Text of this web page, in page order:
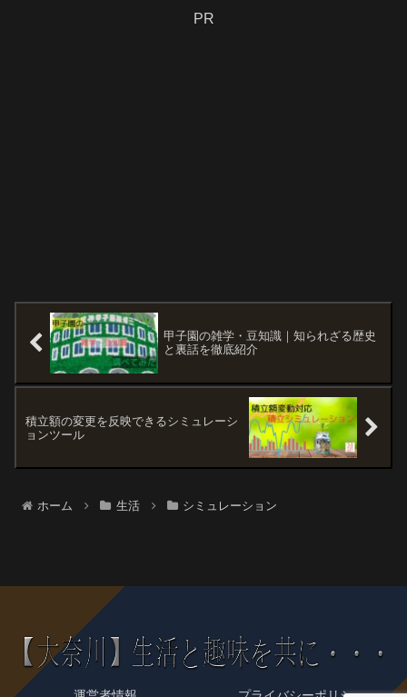
PR
甲子園の雑学・豆知識｜知られざる歴史
と裏話を徹底紹介
積立額の変更を反映できるシミュレーシ
ョンツール
ホーム 生活 シミュレーション